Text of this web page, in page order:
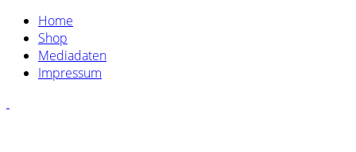
Home
Shop
Mediadaten
Impressum